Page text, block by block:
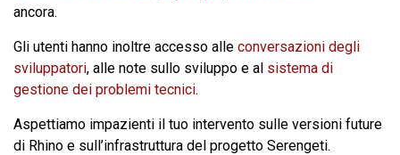
ancora.
Gli utenti hanno inoltre accesso alle conversazioni degli
sviluppatori, alle note sullo sviluppo e al sistema di
gestione dei problemi tecnici.
Aspettiamo impazienti il tuo intervento sulle versioni future
di Rhino e sull’infrastruttura del progetto Serengeti.